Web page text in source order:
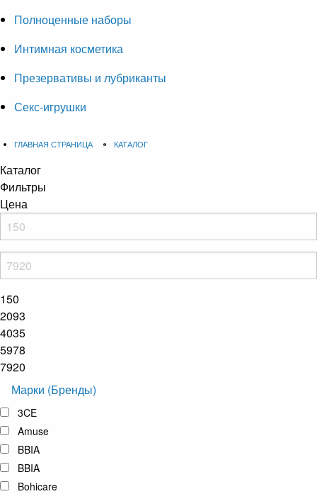
Полноценные наборы
Интимная косметика
Презервативы и лубриканты
Секс-игрушки
ГЛАВНАЯ СТРАНИЦА КАТАЛОГ
Каталог
Фильтры
Цена
150
2093
4035
5978
7920
Марки (Бренды)
3CE
Amuse
BBIA
BBIA
Bohicare